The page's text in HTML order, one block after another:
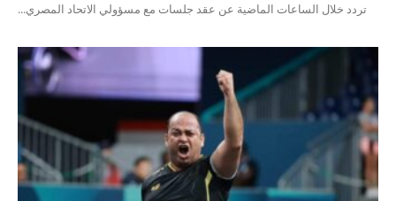
تردد خلال الساعات الماضية عن عقد جلسات مع مسؤولي الاتحاد المصري...